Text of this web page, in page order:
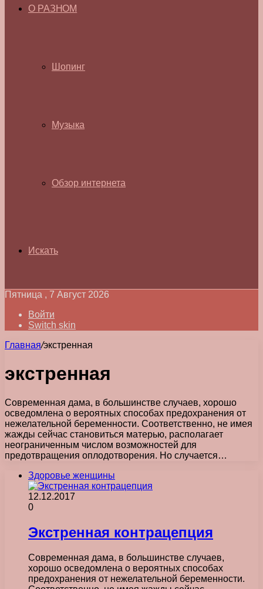
О РАЗНОМ
Шопинг
Музыка
Обзор интернета
Искать
Пятница , 7 Август 2026
Войти
Switch skin
Главная/экстренная
экстренная
Современная дама, в большинстве случаев, хорошо
осведомлена о вероятных способах предохранения от
нежелательной беременности. Соответственно, не имея
жажды сейчас становиться матерью, располагает
неограниченным числом возможностей для
предотвращения оплодотворения. Но случается…
Здоровье женщины
12.12.2017
0
Экстренная контрацепция
Современная дама, в большинстве случаев,
хорошо осведомлена о вероятных способах
предохранения от нежелательной беременности.